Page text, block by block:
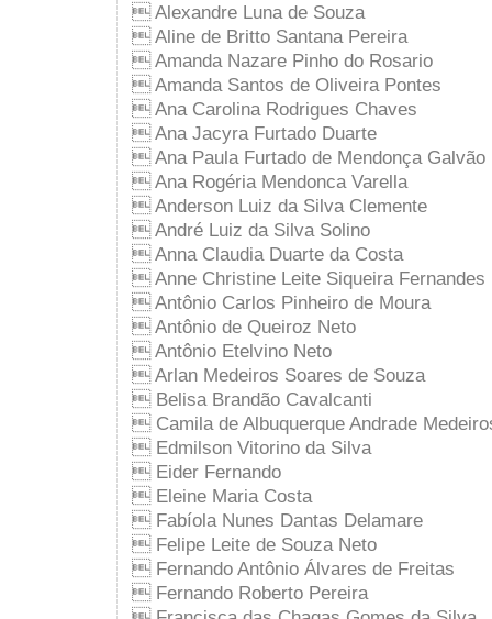
 Alexandre Luna de Souza
 Aline de Britto Santana Pereira
 Amanda Nazare Pinho do Rosario
 Amanda Santos de Oliveira Pontes
 Ana Carolina Rodrigues Chaves
 Ana Jacyra Furtado Duarte
 Ana Paula Furtado de Mendonça Galvão
 Ana Rogéria Mendonca Varella
 Anderson Luiz da Silva Clemente
 André Luiz da Silva Solino
 Anna Claudia Duarte da Costa
 Anne Christine Leite Siqueira Fernandes
 Antônio Carlos Pinheiro de Moura
 Antônio de Queiroz Neto
 Antônio Etelvino Neto
 Arlan Medeiros Soares de Souza
 Belisa Brandão Cavalcanti
 Camila de Albuquerque Andrade
 Edmilson Vitorino da Silva
 Eider Fernando
 Eleine Maria Costa
 Fabíola Nunes Dantas Delamare
 Felipe Leite de Souza Neto
 Fernando Antônio Álvares de Freitas
 Fernando Roberto Pereira